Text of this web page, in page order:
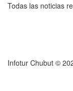
Todas las noticias
Infotur Chubut ©